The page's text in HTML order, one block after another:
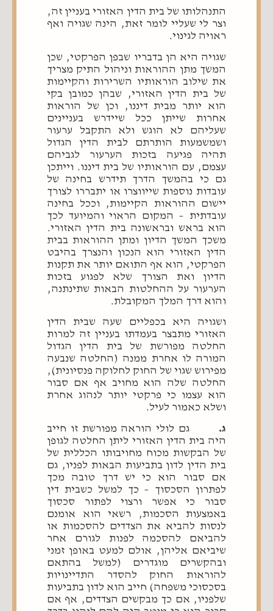
התנהלותו של בית הדין האזורי בעניין זה,
וצר לי שעליי לומר זאת, הינה שגויה ואף
ראויה לגינוי.
שגויה היא הן בדבריו שבפן הפרקטי, שכן
המשך מתן ההוראות וניהול התיק מצריך
את שילוב הוראותיו השרירות והקיימות
של בית הדין האזורי, שבהן כמובן בקי
הוא יותר מבית דיננו, וכן של הוראות
אחרות שייתן ככל שיידרש בעניינים
שעליהם לא הוגש ולא התקבל ערעור
ושמשמעות הותרתם לבית הדין הגדול
תהיה פגיעה בזכות הערעור לגביהם
עצמם, עם הוראותיו של בית דיננו. וייתכן
גם כי בהמשך הדרך תידרש בחינה של
עובדות נוספות שייווצרו או יתבררו לצורך
יישום ההוראות הקיימות, וככל בחינה
עובדתית – המקום הראוי והמיועד לכך
הוא בראש ובראשונה בית הדין האזורי.
משכך המשך הדיון ומתן ההוראות בבית
הדין האזורי הוא הנכון והנצרך בהיבט
הפרקטי, הוא אף התואם יותר את תקנות
הדיון ואת הצורך שלא לפגוע בזכות
הערעור על ההחלטות הבאות שתינתנה,
והוא דרך המלך המקובלת.
ושגויה היא בכפליים שעה שבית הדין
האזורי מתבצר בעמדתו בעניין זה למרות
החלטה מפורשת של בית הדין הגדול
המורה לו אחרת ממנה (החלטה שנבעה
מפירוש שגוי של החוק לחלוקה פנסיונית),
החלטה שלה הוא מחויב אף אם סבור
הוא עצמו כי פרקטי יותר לנהוג אחרת
ושלא כאמור לעיל.
ג.גם לולי הוראה מפורשת זו חייב
היה בית הדין האזורי ליתן החלטה לגופן
של הבקשות מכוח מחויבותו הכללית של
בית הדין לדון בתביעות הבאות לפניו, גם
אם סבור הוא כי יש דרך טובה מכך
לפתרון הסכסוך – כך למשל כשבית דין
סבור כי אפשר ורצוי לפתור סכסוך
באמצעות הסכמות, רשאי הוא אומנם
לנסות להביא את הצדדים להסכמות או
להביאם להסכמה לפנות לגורם אחר
שיביאם אליהן, אולם למעט באופן זמני
ובהקשרים מוגדרים (למשל בהתאם
להוראות החוק להסדר התדיינויות
בסכסוכי משפחה) חייב הוא לדון בתביעות
שלפניו, אם כך מבקשים הצדדים, אף אם